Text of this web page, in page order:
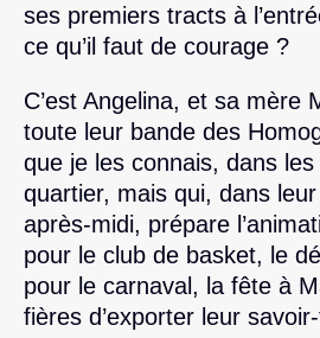
ses premiers tracts à
ce qu’il faut de courage ?
C’est Angelina, et sa mère
toute leur bande des
que je les connais, dans
quartier, mais qui, dans
après-midi, prépare
pour le club de basket, le
pour le carnaval, la fête à
fières d’exporter leur